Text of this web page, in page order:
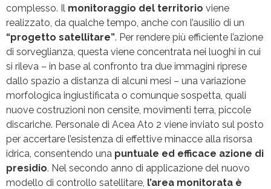
complesso. Il monitoraggio del territorio viene
realizzato, da qualche tempo, anche con l’ausilio di un
“progetto satellitare”. Per rendere più efficiente l’azione
di sorveglianza, questa viene concentrata nei luoghi in cui
si rileva – in base al confronto tra due immagini riprese
dallo spazio a distanza di alcuni mesi – una variazione
morfologica ingiustificata o comunque sospetta, quali
nuove costruzioni non censite, movimenti terra, piccole
discariche. Personale di Acea Ato 2 viene inviato sul posto
per accertare l’esistenza di effettive minacce alla risorsa
idrica, consentendo una puntuale ed efficace azione di
presidio. Nel secondo anno di applicazione del nuovo
modello di controllo satellitare, l’area monitorata è